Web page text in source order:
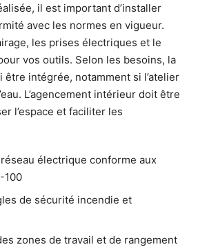
il est important d’installer
avec les normes en vigueur.
les prises électriques et le
vos outils. Selon les besoins, la
être intégrée, notamment si l’atelier
L’agencement intérieur doit être
l’espace et faciliter les
réseau électrique conforme aux
100
de sécurité incendie et
zones de travail et de rangement